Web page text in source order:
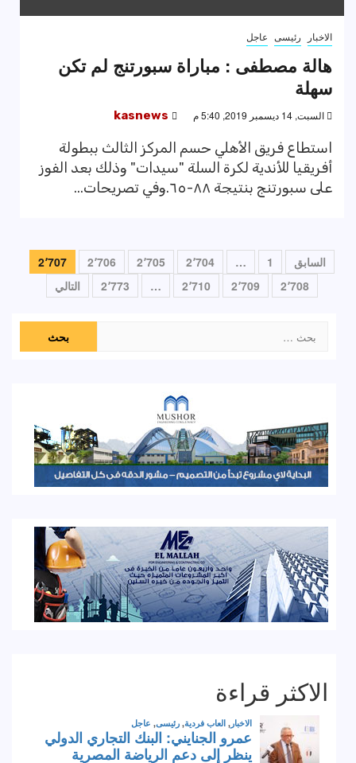
الاخبار رئيسى عاجل
هالة مصطفى : مباراة سبورتنج لم تكن
سهلة
السبت, 14 ديسمبر 2019, 5:40 م kasnews
استطاع فريق الأهلي حسم المركز الثالث ببطولة
أفريقيا للأندية لكرة السلة "سيدات" وذلك بعد الفوز
على سبورتنج بنتيجة ٨٨-٦٥.وفي تصريحات...
تعدد
صفحات
السابق 1
… 2٬704 2٬705 2٬706
2٬707
2٬708
2٬709 2٬710 … 2٬773 التالي
عن:
الاكثر قراءة